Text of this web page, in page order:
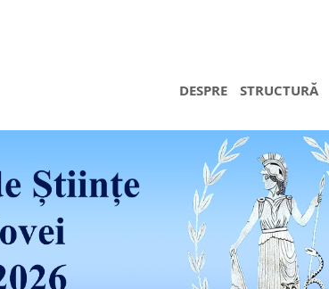
DESPRE STRUCTURĂ